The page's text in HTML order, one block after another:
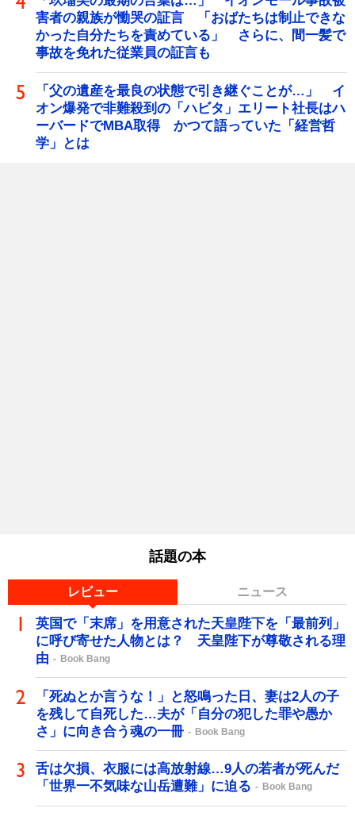
害者の親族が慟哭の証言 「おばたちは制止できな
かった自分たちを責めている」 さらに、間一髪で
事故を免れた従業員の証言も
「父の遺産を最良の状態で引き継ぐことが…」 イ
オン爆発で非難殺到の「ハビタ」エリート社長はハ
ーバードでMBA取得 かつて語っていた「経営哲
学」とは
話題の本
レビュー ニュース
英国で「末席」を用意された天皇陛下を「最前列」
に呼び寄せた人物とは？ 天皇陛下が尊敬される理
由
Book Bang
「死ぬとか言うな！」と怒鳴った日、妻は2人の子
を残して自死した…夫が「自分の犯した罪や愚か
さ」に向き合う魂の一冊
Book Bang
舌は欠損、衣服には高放射線…9人の若者が死んだ
「世界一不気味な山岳遭難」に迫る
Book Bang